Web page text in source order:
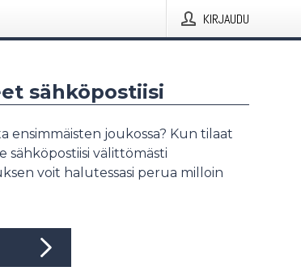
KIRJAUDU
sähköpostiisi
ensimmäisten joukossa? Kun tilaat
sähköpostiisi välittömästi
voit halutessasi perua milloin